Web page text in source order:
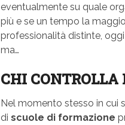
eventualmente su quale
più e se un tempo la
professionalità distinte,
ma…
CHI CONTROLLA
Nel momento stesso in cui
di scuole di formazione